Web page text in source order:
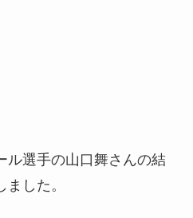
ル選手の山口舞さんの結
した。